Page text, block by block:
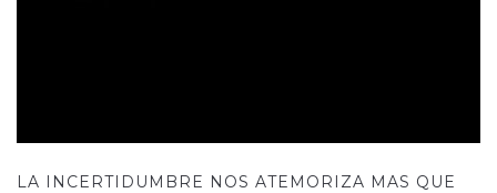
LA INCERTIDUMBRE NOS ATEMORIZA MAS QUE